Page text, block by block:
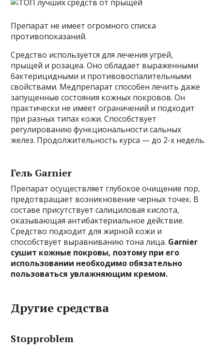
Препарат не имеет огромного списка
противопоказаний.
Средство используется для лечения угрей,
прыщей и розацеа. Оно обладает выраженными
бактерицидными и противовоспалительными
свойствами. Медпрепарат способен лечить даже
запущенные состояния кожных покровов. Он
практически не имеет ограничений и подходит
при разных типах кожи. Способствует
регулированию функциональности сальных
желез. Продолжительность курса — до 2-х недель.
Гель Garnier
Препарат осуществляет глубокое очищение пор,
предотвращает возникновение черных точек. В
составе присутствует салициловая кислота,
оказывающая антибактериальное действие.
Средство подходит для жирной кожи и
способствует выравниванию тона лица. Garnier
сушит кожные покровы, поэтому при его
использовании необходимо обязательно
пользоваться увлажняющим кремом.
Другие средства
Stopproblem